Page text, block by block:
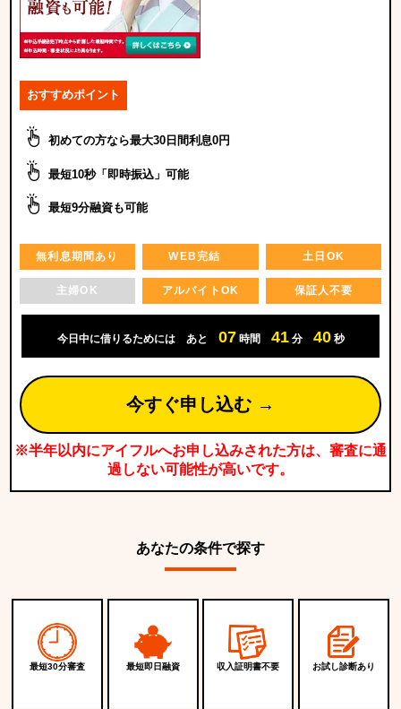
おすすめポイント
初めての方なら最大30日間利息0円
最短10秒「即時振込」可能
最短9分融資も可能
無利息期間あり WEB完結 土日OK
主婦OK アルバイトOK 保証人不要
今日中に借りるためには あと 07 時間 41 分 38 秒
今すぐ申し込む →
※半年以内にアイフルへお申し込みされた方は、審査に通
過しない可能性が高いです。
あなたの条件で探す
最短30分審査 最短即日融資 収入証明書不要 お試し診断あり